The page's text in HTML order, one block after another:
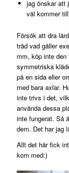
jag önskar att
väl kommer
Försök att dra
tråd vad gäller
mm, köp inte
symmetriska
på en sida eller
med bara axlar.
inte trivs i det,
använda dessa
inte fungerat. Så
dem. Det har jag
Allt det här fick
kom med:)